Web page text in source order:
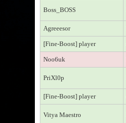
Boss_BOSS
Agreeesor
[Fine-Boost] player
Noo6uk
PriXl0p
[Fine-Boost] player
Vitya Maestro